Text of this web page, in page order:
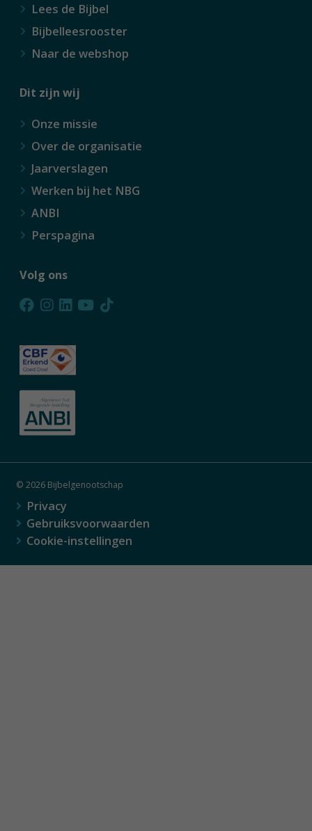
Lees de Bijbel
Bijbelleesrooster
Naar de webshop
Dit zijn wij
Onze missie
Over de organisatie
Jaarverslagen
Werken bij het NBG
ANBI
Perspagina
Volg ons
© 2026 Bijbelgenootschap
Privacy
Gebruiksvoorwaarden
Cookie-instellingen